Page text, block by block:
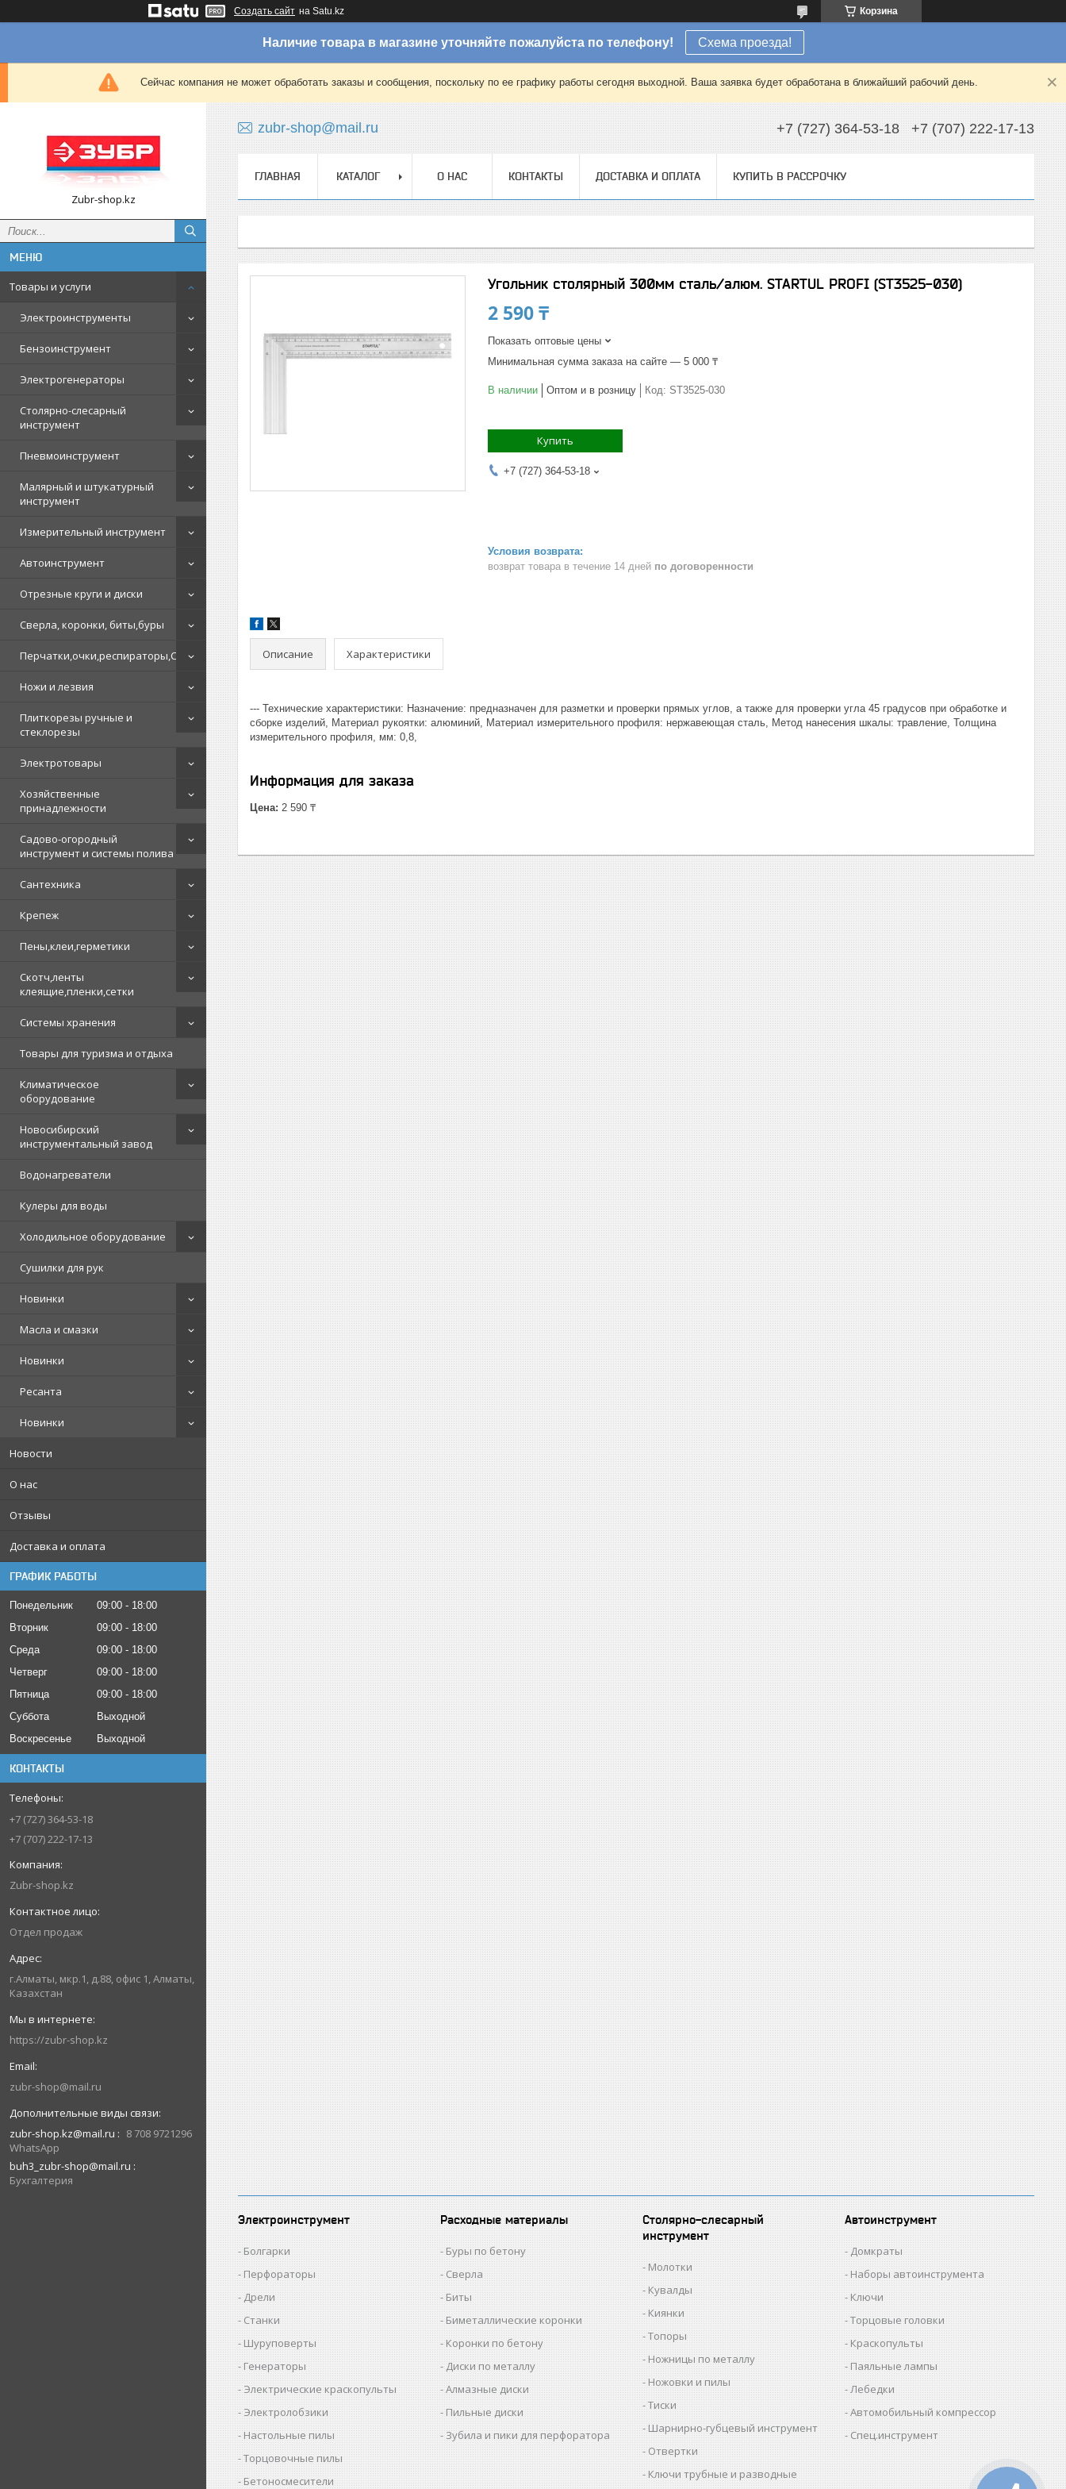
Создать сайт на Satu.kz Корзина
Наличие товара в магазине уточняйте пожалуйста по телефону! Схема проезда!
Сейчас компания не может обработать заказы и сообщения, поскольку по ее графику работы сегодня выходной. Ваша заявка будет обработана в ближайший рабочий день.
Zubr-shop.kz
Товары и услуги
Электроинструменты
Бензоинструмент
Электрогенераторы
Столярно-слесарный
инструмент
Пневмоинструмент
Малярный и штукатурный
инструмент
Измерительный инструмент
Автоинструмент
Отрезные круги и диски
Сверла, коронки, биты,буры
Перчатки,очки,респираторы,СИЗ
Ножи и лезвия
Плиткорезы ручные и
стеклорезы
Электротовары
Хозяйственные
принадлежности
Садово-огородный
инструмент и системы полива
Сантехника
Крепеж
Пены,клеи,герметики
Скотч,ленты
клеящие,пленки,сетки
Системы хранения
Товары для туризма и отдыха
Климатическое
оборудование
Новосибирский
инструментальный завод
Водонагреватели
Кулеры для воды
Холодильное оборудование
Сушилки для рук
Новинки
Масла и смазки
Новинки
Ресанта
Новинки
Новости
О нас
Отзывы
Доставка и оплата
ГРАФИК РАБОТЫ
Понедельник 09:00
18:00
Вторник
09:00
18:00
Среда
09:00
18:00
Четверг
09:00
18:00
Пятница
09:00
18:00
Суббота
Выходной
Воскресенье
Выходной
КОНТАКТЫ
+7 (727) 364-53-18
+7 (707) 222-17-13
Zubr-shop.kz
Отдел продаж
г.Алматы, мкр.1, д.88, офис 1, Алматы,
Казахстан
https://zubr-shop.kz
zubr-shop@mail.ru
zubr-shop.kz@mail.ru
8 708 9721296
WhatsApp
buh3_zubr-shop@mail.ru
Бухгалтерия
zubr-shop@mail.ru +7 (727) 364-53-18 +7 (707) 222-17-13
ГЛАВНАЯ КАТАЛОГ О НАС КОНТАКТЫ ДОСТАВКА И ОПЛАТА КУПИТЬ В РАССРОЧКУ
Угольник столярный 300мм сталь/алюм. STARTUL PROFI (ST3525-030)
2 590 ₸
Показать оптовые цены
Минимальная сумма заказа на сайте — 5 000 ₸
В наличии Оптом и в розницу Код: ST3525-030
Купить
+7 (727) 364-53-18
возврат товара в течение 14 дней по договоренности
Описание Характеристики
--- Технические характеристики: Назначение: предназначен для разметки и проверки прямых углов, а также для проверки угла 45 градусов при обработке и
сборке изделий, Материал рукоятки: алюминий, Материал измерительного профиля: нержавеющая сталь, Метод нанесения шкалы: травление, Толщина
измерительного профиля, мм: 0,8,
Информация для заказа
Цена: 2 590 ₸
Электроинструмент
Болгарки
Перфораторы
Дрели
Станки
Шуруповерты
Генераторы
Электрические краскопульты
Электролобзики
Настольные пилы
Торцовочные пилы
Бетоносмесители
Расходные материалы
Буры по бетону
Сверла
Биты
Биметаллические коронки
Коронки по бетону
Диски по металлу
Алмазные диски
Пильные диски
Зубила и пики для перфоратора
Столярно-слесарный
инструмент
Молотки
Кувалды
Киянки
Топоры
Ножницы по металлу
Ножовки и пилы
Тиски
Шарнирно-губцевый инструмент
Отвертки
Ключи трубные и разводные
Автоинструмент
Домкраты
Наборы автоинструмента
Ключи
Торцовые головки
Краскопульты
Паяльные лампы
Лебедки
Автомобильный компрессор
Спец.инструмент